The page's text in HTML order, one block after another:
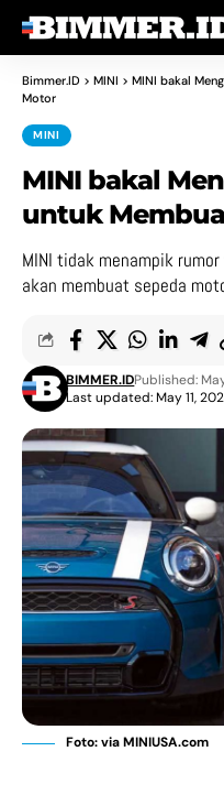
Bimmer.ID > MINI > MINI bakal
Motor
MINI
MINI bakal
untuk
MINI tidak menampik
akan membuat sepeda
Last updated: May 11,
BIMMER.IDPublished:
Foto: via MINIUSA.com